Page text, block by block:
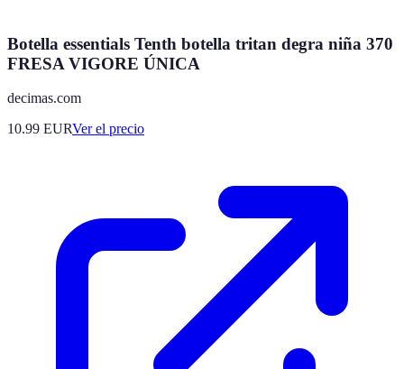
Botella essentials Tenth botella tritan degra niña 370
FRESA VIGORE ÚNICA
decimas.com
10.99 EURVer el precio